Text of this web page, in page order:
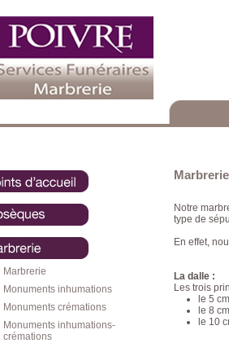
Marbrerie
Monuments inhumations
Monuments crémations
Monuments inhumations-
crémations
Notre
type de
En effet,
La dalle :
Les trois
le 5 cm
le 8 cm
le 10